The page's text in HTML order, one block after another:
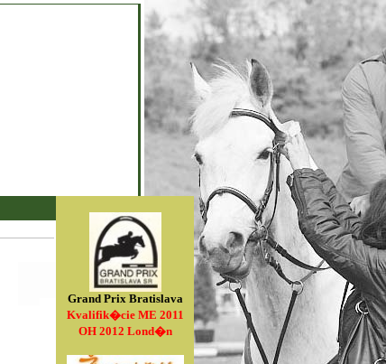
Grand Prix Bratislava
Kvalifik�cie ME 2011
OH 2012 Lond�n